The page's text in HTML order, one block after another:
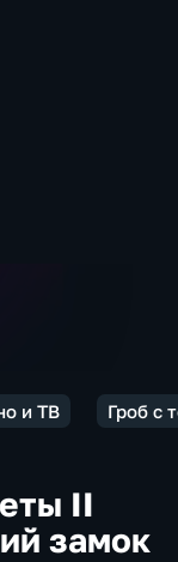
и ТВ Гроб с
II
замок